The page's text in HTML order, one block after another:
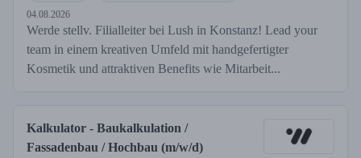
04.08.2026
Werde stellv. Filialleiter bei Lush in Konstanz! Lead your
team in einem kreativen Umfeld mit handgefertigter
Kosmetik und attraktiven Benefits wie Mitarbeit...
Kalkulator - Baukalkulation /
Fassadenbau / Hochbau (m/w/d)